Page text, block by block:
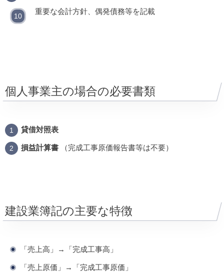
重要な会計方針、偶発債務等を記載
個人事業主の場合の必要書類
貸借対照表
損益計算書 （完成工事原価報告書等は不要）
建設業簿記の主要な特徴
「売上高」→「完成工事高」
「売上原価」→「完成工事原価」